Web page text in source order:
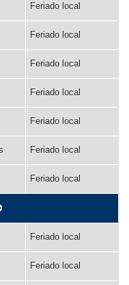
Feriado local
Feriado local
Feriado local
Feriado local
Feriado local
Feriado local
Feriado local
Feriado local
Feriado local